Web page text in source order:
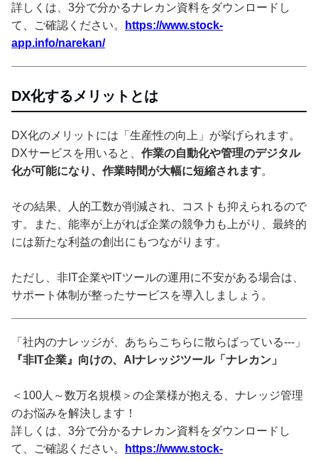
詳しくは、3分で分かるナレカン資料をダウンロードし
て、ご確認ください。
https://www.stock-
app.info/narekan/
DX化するメリットとは
DX化のメリットには「生産性の向上」が挙げられます。
DXサービスを用いると、 作業の自動化や管理のデジタル
化が可能になり、作業時間が大幅に短縮されます。
その結果、人的工数が削減され、コストも抑えられるので
す。また、能率が上がれば企業の競争力も上がり、最終的
には新たな利益の創出にもつながります。
ただし、非IT企業やITツールの運用に不安がある場合は、
サポート体制が整ったサービスを導入しましょう。
「社内のナレッジが、あちらこちらに散らばっている---」
『非IT企業』向けの、AIナレッジツール「ナレカン」
＜100人～数万名規模＞の企業様が抱える、ナレッジ管理
のお悩みを解決します！
詳しくは、3分で分かるナレカン資料をダウンロードし
て、ご確認ください。
https://www.stock-